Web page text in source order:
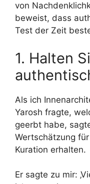
von
beweist, dass
Test der Zeit
1. Halten
Als ich
Yarosh fragte,
geerbt habe,
Wertschätzung
Kuration erhalten.
Er sagte zu mir: